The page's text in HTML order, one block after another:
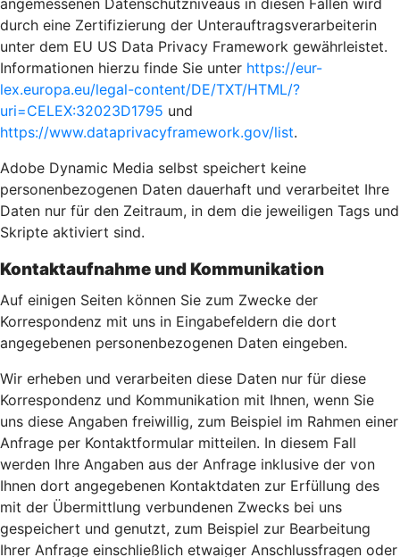
angemessenen Datenschutzniveaus in diesen Fällen wird
durch eine Zertifizierung der Unterauftragsverarbeiterin
unter dem EU US Data Privacy Framework gewährleistet.
Informationen hierzu finde Sie unter https://eur-
lex.europa.eu/legal-content/DE/TXT/HTML/?
uri=CELEX:32023D1795 und
https://www.dataprivacyframework.gov/list.
Adobe Dynamic Media selbst speichert keine
personenbezogenen Daten dauerhaft und verarbeitet Ihre
Daten nur für den Zeitraum, in dem die jeweiligen Tags und
Skripte aktiviert sind.
Kontaktaufnahme und Kommunikation
Auf einigen Seiten können Sie zum Zwecke der
Korrespondenz mit uns in Eingabefeldern die dort
angegebenen personenbezogenen Daten eingeben.
Wir erheben und verarbeiten diese Daten nur für diese
Korrespondenz und Kommunikation mit Ihnen, wenn Sie
uns diese Angaben freiwillig, zum Beispiel im Rahmen einer
Anfrage per Kontaktformular mitteilen. In diesem Fall
werden Ihre Angaben aus der Anfrage inklusive der von
Ihnen dort angegebenen Kontaktdaten zur Erfüllung des
mit der Übermittlung verbundenen Zwecks bei uns
gespeichert und genutzt, zum Beispiel zur Bearbeitung
Ihrer Anfrage einschließlich etwaiger Anschlussfragen oder